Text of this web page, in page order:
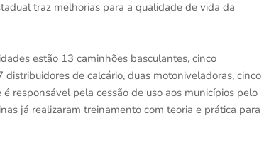
traz melhorias para a qualidade de vida da
estão 13 caminhões basculantes, cinco
de calcário, duas motoniveladoras, cinco
responsável pela cessão de uso aos municípios pelo
já realizaram treinamento com teoria e prática para